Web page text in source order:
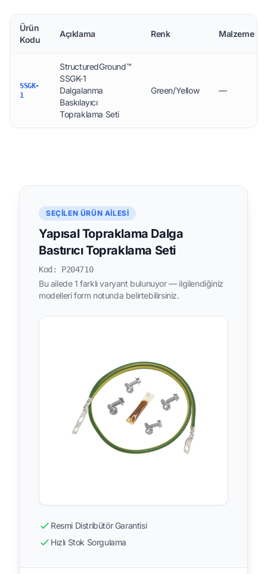
Ürün
Kodu
Açıklama Renk Malzeme
SSGK-
1
StructuredGround™
SSGK-1
Dalgalanma
Baskılayıcı
Topraklama Seti
Green/Yellow —
SEÇILEN ÜRÜN AILESI
Yapısal Topraklama Dalga
Bastırıcı Topraklama Seti
Kod: P204710
Bu ailede 1 farklı varyant bulunuyor — ilgilendiğiniz
modelleri form notunda belirtebilirsiniz.
Resmi Distribütör Garantisi
Hızlı Stok Sorgulama